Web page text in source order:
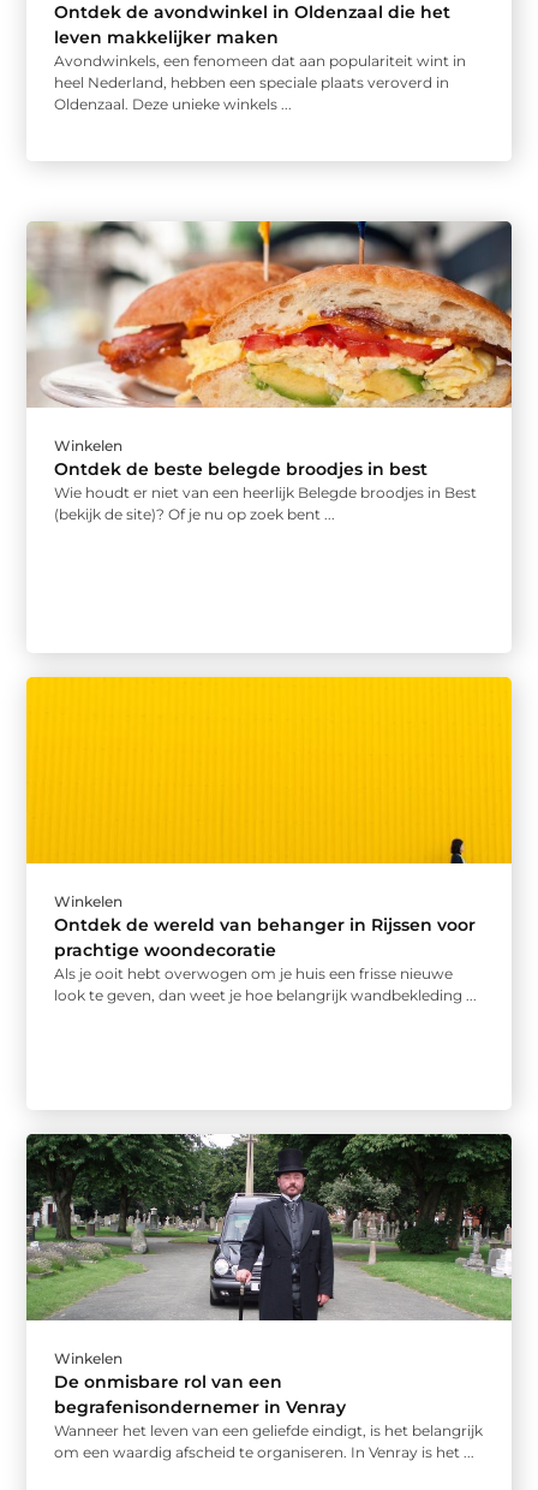
Ontdek de avondwinkel in Oldenzaal die het
leven makkelijker maken
Avondwinkels, een fenomeen dat aan populariteit wint in
heel Nederland, hebben een speciale plaats veroverd in
Oldenzaal. Deze unieke winkels ...
Winkelen
Ontdek de beste belegde broodjes in best
Wie houdt er niet van een heerlijk Belegde broodjes in Best
(bekijk de site)? Of je nu op zoek bent ...
Winkelen
Ontdek de wereld van behanger in Rijssen voor
prachtige woondecoratie
Als je ooit hebt overwogen om je huis een frisse nieuwe
look te geven, dan weet je hoe belangrijk wandbekleding ...
Winkelen
De onmisbare rol van een
begrafenisondernemer in Venray
Wanneer het leven van een geliefde eindigt, is het belangrijk
om een waardig afscheid te organiseren. In Venray is het ...